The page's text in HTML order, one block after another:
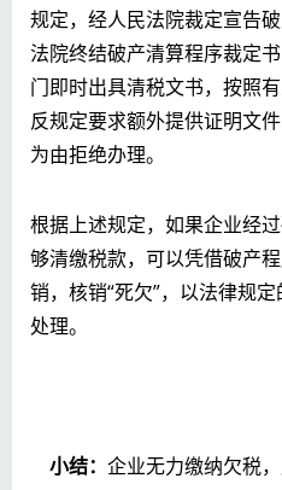
规定，经人民法院裁定宣告
法院终结破产清算程序裁定书
门即时出具清税文书，按照
反规定要求额外提供证明文
为由拒绝办理。
根据上述规定，如果企业经
够清缴税款，可以凭借破产
销，核销“死欠”，以法律规
处理。
小结： 企业无力缴纳欠税